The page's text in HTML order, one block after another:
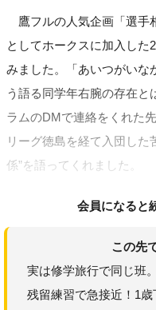
鷹フルの人気企画「選手
としてホークスに加入した
みました。「あいつがいな
う語る同学年右腕の存在
ラムのDMで連絡をくれた
リーグ徳島を経て入団した
係”を語ってくれました。
会員になると
この先
実は修学旅行で同じ班
残留練習で急接近！1